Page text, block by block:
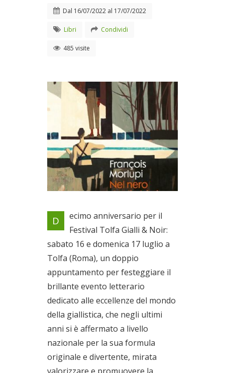
Dal 16/07/2022 al 17/07/2022
Libri Condividi
485 visite
Week-end di letteratura e
divertimento
Dal 16/07/2022 al
17/07/2022
D
ecimo anniversario per il
Festival Tolfa Gialli & Noir:
sabato 16 e domenica 17 luglio a
Tolfa (Roma), un doppio
appuntamento per festeggiare il
brillante evento letterario
dedicato alle eccellenze del mondo
della giallistica, che negli ultimi
anni si è affermato a livello
nazionale per la sua formula
originale e divertente, mirata